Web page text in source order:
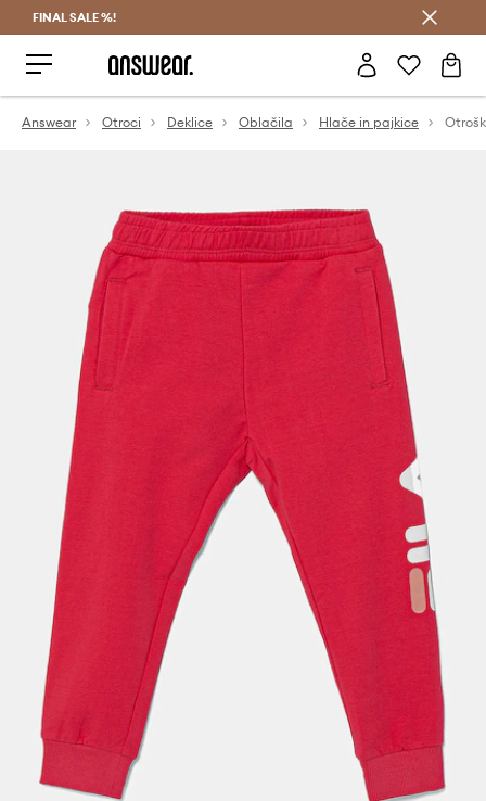
FINAL SALE %!
Answear Otroci Deklice Oblačila Hlače in pajkice